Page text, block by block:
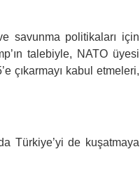
savunma politikaları için
talebiyle, NATO üyesi
çıkarmayı kabul etmeleri,
Türkiye’yi de kuşatmaya